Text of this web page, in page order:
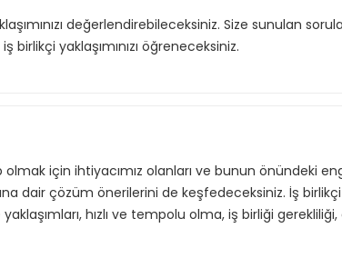
değerlendirebileceksiniz. Size sunulan
birlikçi yaklaşımınızı öğreneceksiniz.
olmak için ihtiyacımız olanları ve bunun önündeki
dair çözüm önerilerini de keşfedeceksiniz. İş
hızlı ve tempolu olma, iş birliği